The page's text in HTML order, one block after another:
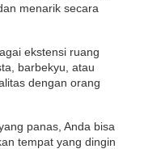
menarik secara
ekstensi ruang
barbekyu, atau
dengan orang
panas, Anda bisa
tempat yang dingin